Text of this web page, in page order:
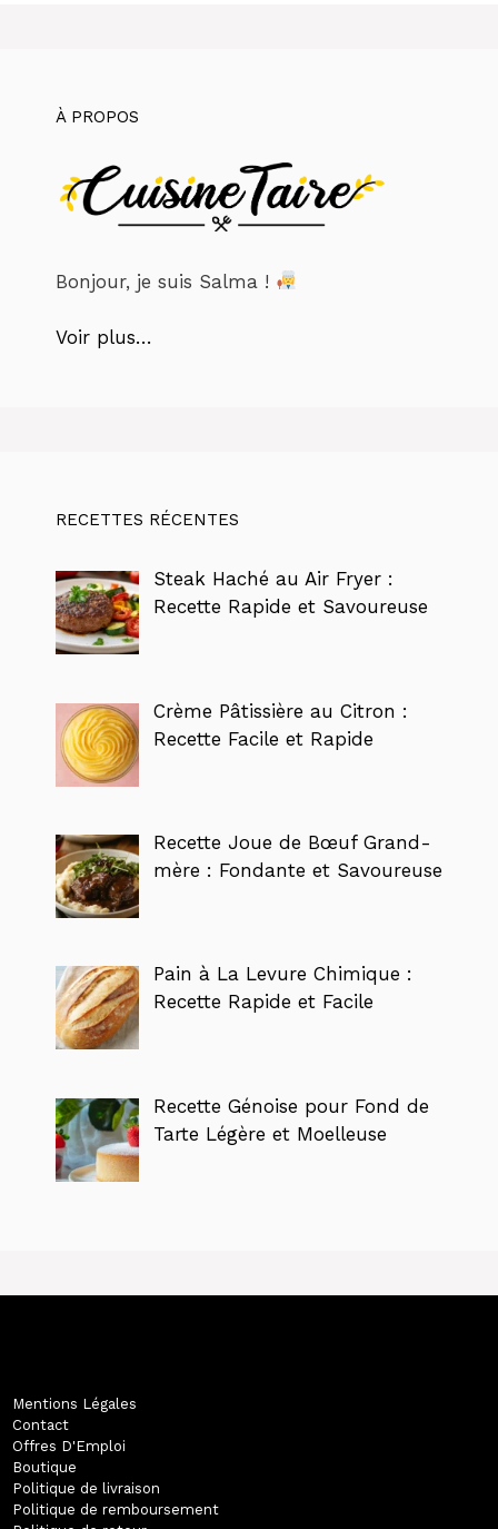
À PROPOS
Bonjour, je suis Salma !
Voir plus…
RECETTES RÉCENTES
Steak Haché au Air Fryer :
Recette Rapide et Savoureuse
Crème Pâtissière au Citron :
Recette Facile et Rapide
Recette Joue de Bœuf Grand-
mère : Fondante et Savoureuse
Pain à La Levure Chimique :
Recette Rapide et Facile
Recette Génoise pour Fond de
Tarte Légère et Moelleuse
Mentions Légales
Contact
Offres D'Emploi
Boutique
Politique de livraison
Politique de remboursement